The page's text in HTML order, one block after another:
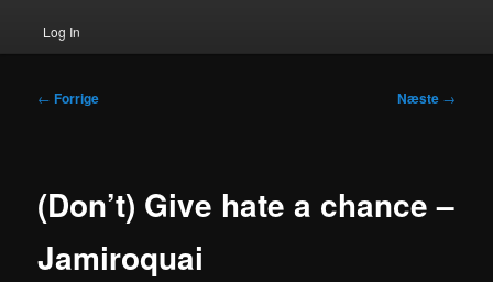
Log In
Indlægsnavigation
← Forrige Næste →
(Don’t) Give hate a chance –
Jamiroquai